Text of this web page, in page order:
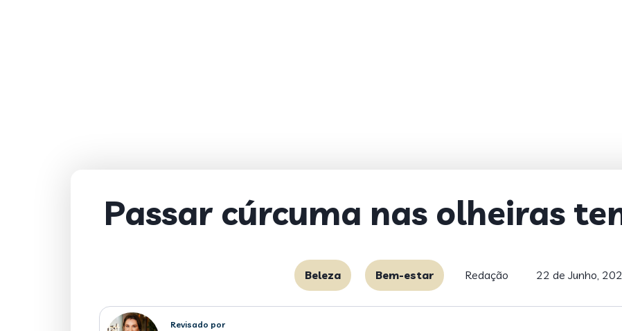
Passar cúrcuma nas olheiras
Beleza Bem-estar Redação 22 de Junho,
Revisado por